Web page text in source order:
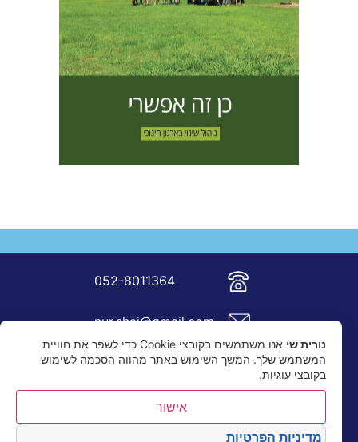
052-8011364
nur.shai@gmail.com
נורית שי
אנו משתמשים בקובצי Cookie כדי לשפר את חוויית
המשתמש שלך. המשך השימוש באתר מהווה הסכמה לשימוש
בקובצי עוגיות.
אישור
מדיניות הפרטיות